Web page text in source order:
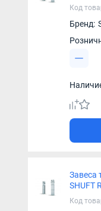
Код
Бренд:
Завеса
SHUFT
Код